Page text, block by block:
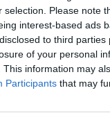
selection. Please note
interest-based ads
to third
of your personal
This information may
Participants that may
PUBBLICA PER
ED IL
- S.R.L.